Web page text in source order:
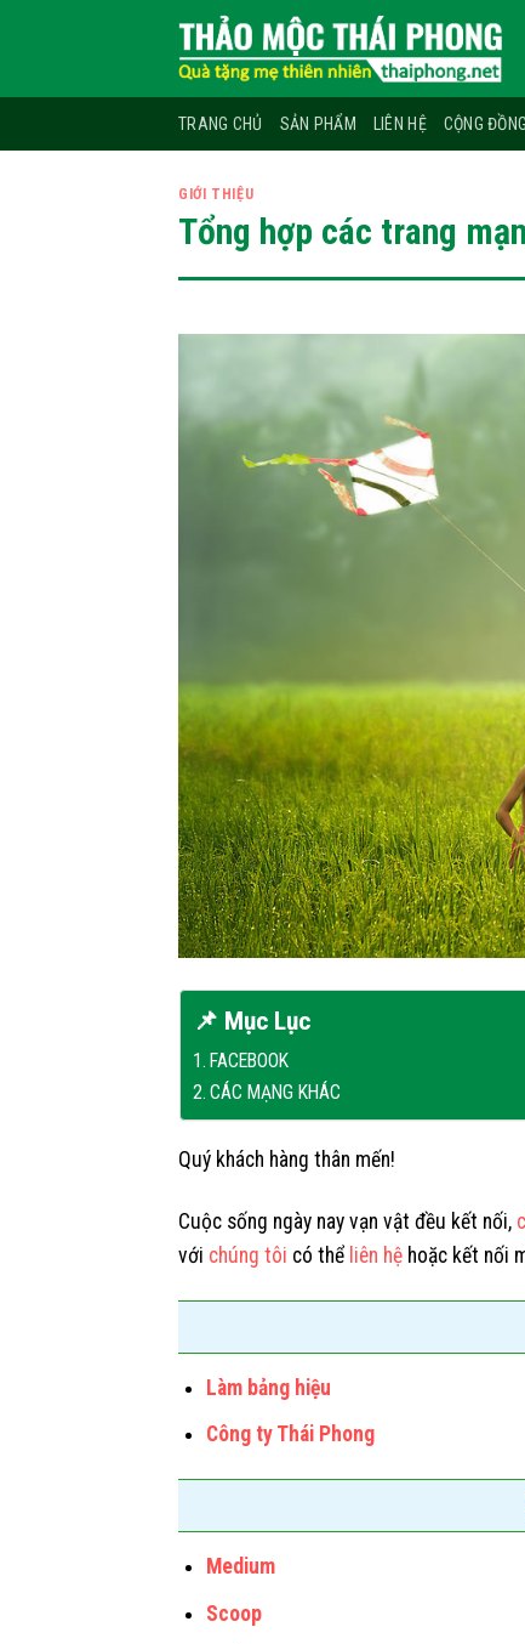
TRANG CHỦ SẢN PHẨM LIÊN HỆ CỘNG ĐỒNG
GIỚI THIỆU
Tổng hợp các trang
📌 Mục Lục
FACEBOOK
CÁC MẠNG KHÁC
Quý khách hàng thân mến!
Cuộc sống ngày nay vạn vật đều kết nối,
với chúng tôi có thể liên hệ hoặc kết nối
Làm bảng hiệu
Công ty Thái Phong
Medium
Scoop